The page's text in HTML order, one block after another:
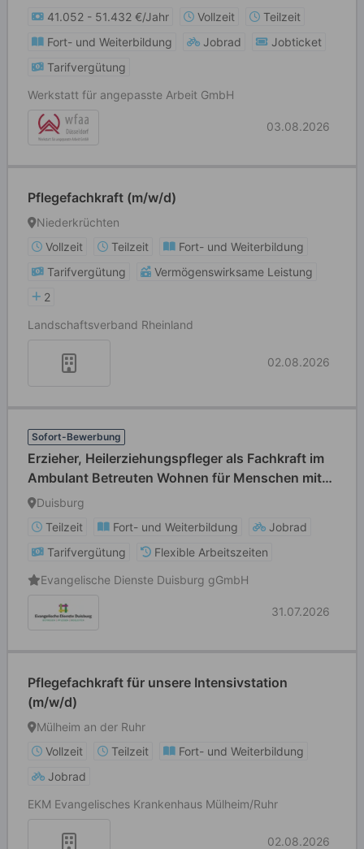
41.052 - 51.432 €/Jahr
Vollzeit
Teilzeit
Fort- und Weiterbildung
Jobrad
Jobticket
Tarifvergütung
Werkstatt für angepasste Arbeit GmbH
03.08.2026
Pflegefachkraft (m/w/d)
Niederkrüchten
Vollzeit
Teilzeit
Fort- und Weiterbildung
Tarifvergütung
Vermögenswirksame Leistung
2
Landschaftsverband Rheinland
02.08.2026
Sofort-Bewerbung
Erzieher, Heilerziehungspfleger als Fachkraft im
Ambulant Betreuten Wohnen für Menschen mit
Behinderung (m/w/d) in Teilzeit
Duisburg
Teilzeit
Fort- und Weiterbildung
Jobrad
Tarifvergütung
Flexible Arbeitszeiten
Evangelische Dienste Duisburg gGmbH
31.07.2026
Pflegefachkraft für unsere Intensivstation
(m/w/d)
Mülheim an der Ruhr
Vollzeit
Teilzeit
Fort- und Weiterbildung
Jobrad
EKM Evangelisches Krankenhaus Mülheim/Ruhr
02.08.2026